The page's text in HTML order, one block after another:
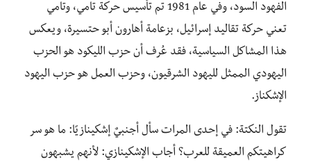
الفهود السود، وفي عام 1981 تم تأسيس حركة تامي، وتامي
تعني حركة تقاليد إسرائيل، بزعامة أهارون أبو حتسيرة، ويعكس
هذا المشاكل السياسية، فقد عُرف أن حزب الليكود هو الحزب
اليهودي الممثل لليهود الشرقيون، وحزب العمل هو حزب اليهود
الإشكناز.
تقول النكتة: في إحدى المرات سأل أجنبيٌ إشكينازيًا: ما هو سر
كراهيتكم العميقة للعرب؟ أجاب الإشكينازي: لأنهم يشبهون